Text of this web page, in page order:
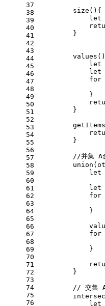
37
38
39
40
41
42
43
44
45
46
47
48
49
50
51
52
53
54
55
56
57
58
59
60
61
62
63
64
65
66
67
68
69
70
71
72
73
74
75
76
size ( ){
let
        }
values (
let
let
for
            }
        }
getItems
        }
//并集 A
union (
let
let
for
            }
for
            }
        }
// 交集 A
let